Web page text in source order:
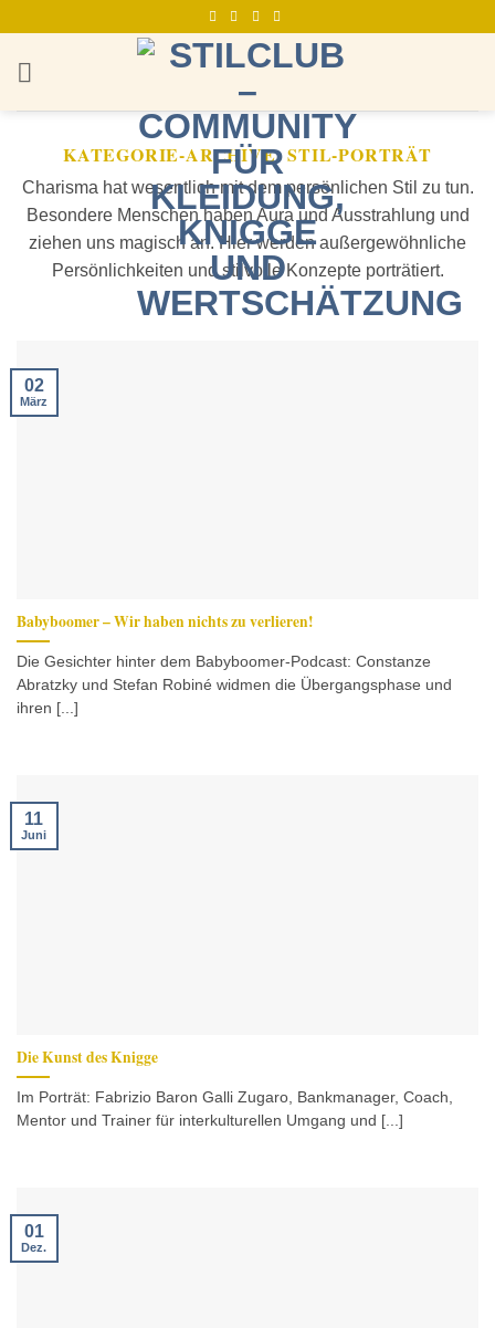
springen
KATEGORIE-ARCHIVE:STIL-PORTRÄT
Charisma hat wesentlich mit dem persönlichen Stil zu tun.
Besondere Menschen haben Aura und Ausstrahlung und
ziehen uns magisch an. Hier werden außergewöhnliche
Persönlichkeiten und stilvolle Konzepte porträtiert.
Babyboomer – Wir haben nichts zu verlieren!
Die Gesichter hinter dem Babyboomer-Podcast: Constanze
Abratzky und Stefan Robiné widmen die Übergangsphase und
ihren [...]
02
März
Die Kunst des Knigge
Im Porträt: Fabrizio Baron Galli Zugaro, Bankmanager, Coach,
Mentor und Trainer für interkulturellen Umgang und [...]
11
Juni
01
Dez.